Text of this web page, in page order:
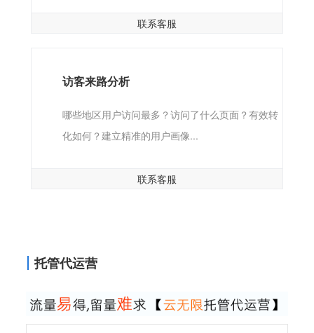
联系客服
访客来路分析
哪些地区用户访问最多？访问了什么页面？有效转
化如何？建立精准的用户画像...
联系客服
托管代运营